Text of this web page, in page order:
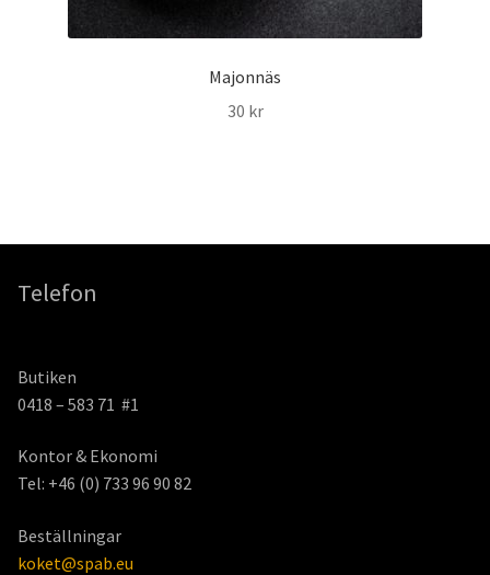
Majonnäs
30 kr
Telefon
Butiken
0418 – 583 71 #1
Kontor & Ekonomi
Tel: +46 (0) 733 96 90 82
Beställningar
koket@spab.eu